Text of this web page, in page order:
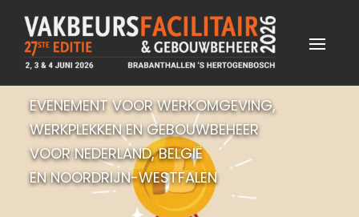
EVENEMENT VOOR WERKOMGEVING,
WERKPLEKKEN EN GEBOUWBEHEER
VOOR NEDERLAND, BELGIË
EN NOORDRIJN-WESTFALEN